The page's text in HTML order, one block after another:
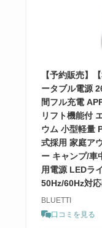
【予約販売】
ータブル電源
間フル充電
リフト機能付
ウム 小型軽量
式採用 家庭ア
ー キャンプ/車
用電源 LEDラ
50Hz/60Hz対
BLUETTI
口コミを見る